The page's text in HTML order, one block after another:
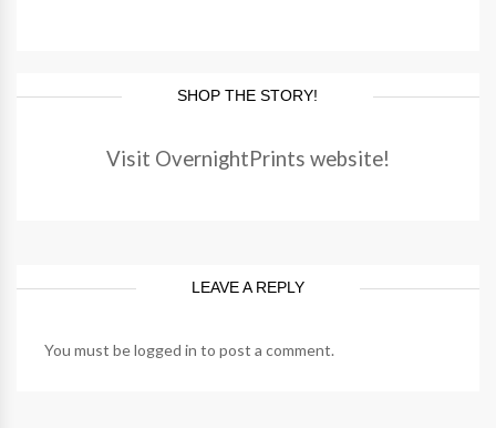
SHOP THE STORY!
Visit OvernightPrints website!
LEAVE A REPLY
You must belogged in to post a comment.